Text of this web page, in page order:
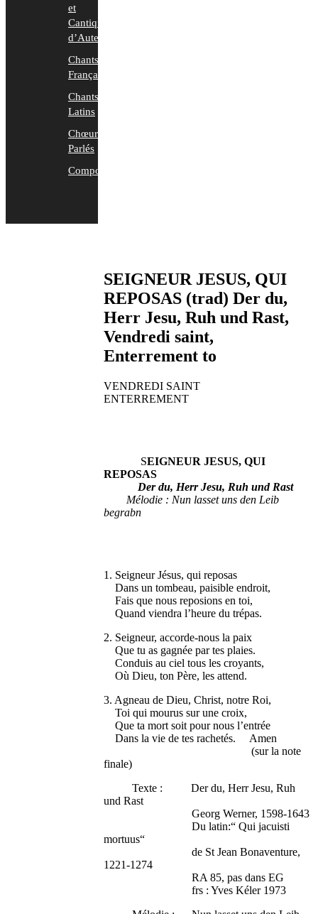
SEIGNEUR JESUS, QUI
REPOSAS (trad) Der du,
Herr Jesu, Ruh und Rast,
Vendredi saint,
Enterrement to
VENDREDI SAINT
ENTERREMENT
SEIGNEUR JESUS, QUI
REPOSAS
Der du, Herr Jesu, Ruh und Rast
Mélodie : Nun lasset uns den Leib
begrabn
1. Seigneur Jésus, qui reposas
Dans un tombeau, paisible endroit,
Fais que nous reposions en toi,
Quand viendra l’heure du trépas.
2. Seigneur, accorde-nous la paix
Que tu as gagnée par tes plaies.
Conduis au ciel tous les croyants,
Où Dieu, ton Père, les attend.
3. Agneau de Dieu, Christ, notre Roi,
Toi qui mourus sur une croix,
Que ta mort soit pour nous l’entrée
Dans la vie de tes rachetés. Amen
(sur la note
finale)
Texte : Der du, Herr Jesu, Ruh
und Rast
Georg Werner, 1598-1643
Du latin:“ Qui jacuisti
mortuus“
de St Jean Bonaventure,
1221-1274
RA 85, pas dans EG
frs : Yves Kéler 1973
et
Cantiques
d’Auteurs
Chants
Français
Chants
Latins
Chœurs
Parlés
Compositions